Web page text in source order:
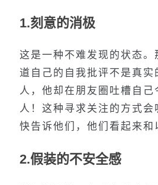
1.刻意的消极
这是一种不难发现的状态
道自己的自我批评不是真
人，他却在朋友圈吐槽自
人！这种寻求关注的方式
快告诉他们，他们看起来和
2.假装的不安全感